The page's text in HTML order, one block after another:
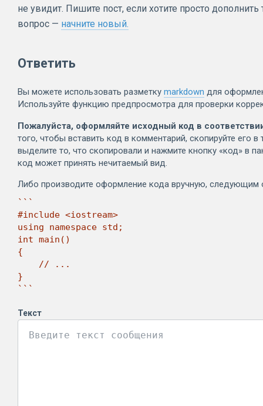
не увидит. Пишите пост, если хотите просто
вопрос — начните новый.
Ответить
Вы можете использовать разметку markdown для
Используйте функцию предпросмотра для проверки
Пожалуйста, оформляйте исходный код в
того, чтобы вставить код в комментарий, скопируйте его
выделите то, что скопировали и нажмите кнопку «код» в
код может принять нечитаемый вид.
Либо производите оформление кода вручную, следующим
```
#include <iostream>
using namespace std;
int main()
{
}
```
Текст